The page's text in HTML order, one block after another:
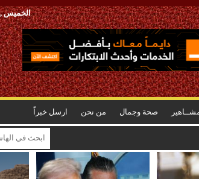
الخميس ,06 آب ,2026
صحة وجمال من نحن ارسل خبراً